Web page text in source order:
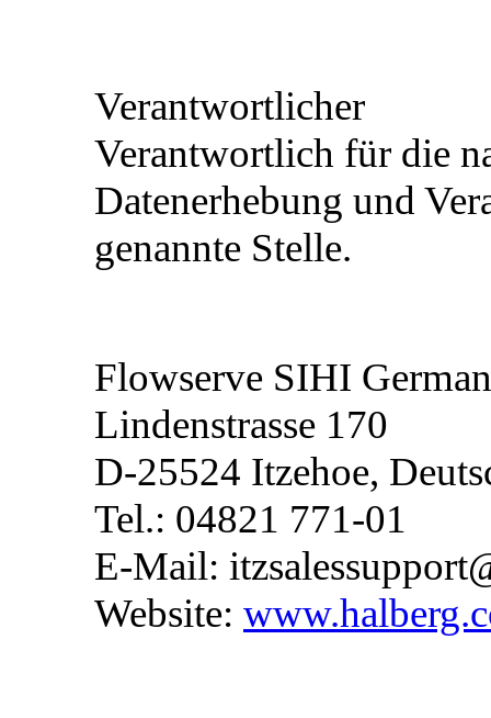
Verantwortlicher
Verantwortlich für die
Datenerhebung und
genannte Stelle.
Flowserve SIHI
Lindenstrasse 170
D-25524 Itzehoe,
Tel.: 04821 771-01
E-Mail:
Website: